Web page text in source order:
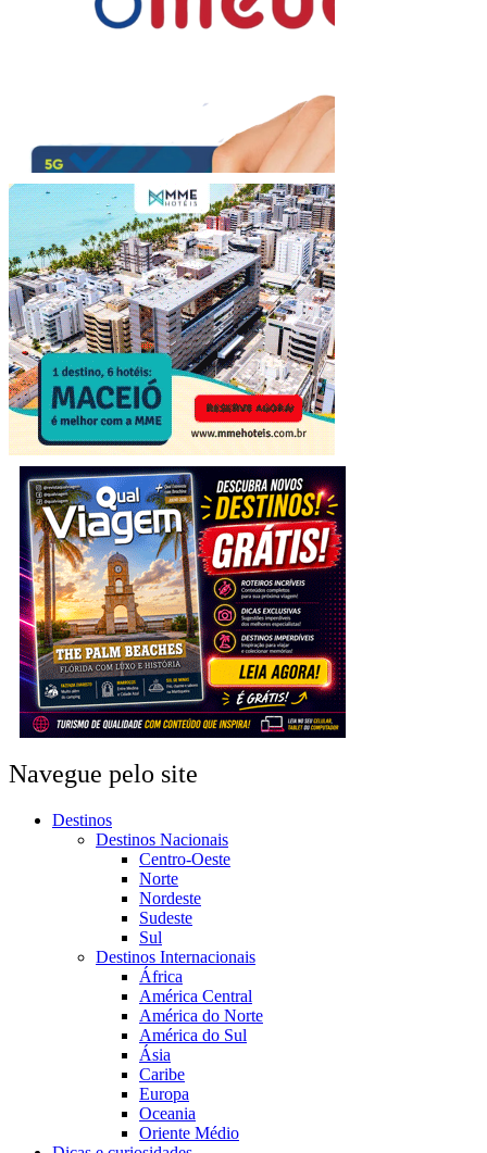
Navegue pelo site
Destinos
Destinos Nacionais
Centro-Oeste
Norte
Nordeste
Sudeste
Sul
Destinos Internacionais
África
América Central
América do Norte
América do Sul
Ásia
Caribe
Europa
Oceania
Oriente Médio